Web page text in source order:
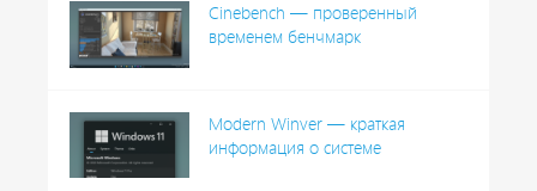
Cinebench — проверенный
временем бенчмарк
Modern Winver — краткая
информация о системе